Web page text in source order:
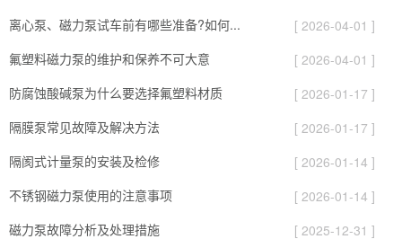
离心泵、磁力泵试车前有哪些准备?如何...
[ 2026-04-01 ]
氟塑料磁力泵的维护和保养不可大意
[ 2026-04-01 ]
防腐蚀酸碱泵为什么要选择氟塑料材质
[ 2026-01-17 ]
隔膜泵常见故障及解决方法
[ 2026-01-17 ]
隔阂式计量泵的安装及检修
[ 2026-01-14 ]
不锈钢磁力泵使用的注意事项
[ 2026-01-14 ]
磁力泵故障分析及处理措施
[ 2025-12-31 ]